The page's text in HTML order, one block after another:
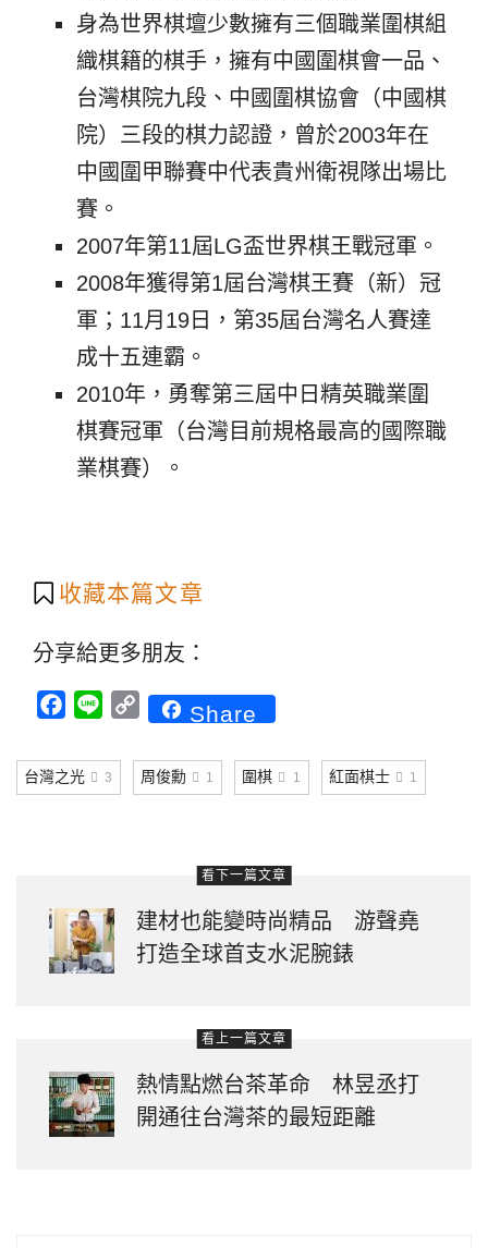
身為世界棋壇少數擁有三個職業圍棋組
織棋籍的棋手，擁有中國圍棋會一品、
台灣棋院九段、中國圍棋協會（中國棋
院）三段的棋力認證，曾於2003年在
中國圍甲聯賽中代表貴州衛視隊出場比
賽。
2007年第11屆LG盃世界棋王戰冠軍。
2008年獲得第1屆台灣棋王賽（新）冠
軍；11月19日，第35屆台灣名人賽達
成十五連霸。
2010年，勇奪第三屆中日精英職業圍
棋賽冠軍（台灣目前規格最高的國際職
業棋賽）。
收藏本篇文章
分享給更多朋友：
Facebook
Line CopyShare
台灣之光 3 周俊勳 1 圍棋 1 紅面棋士 1
看下一篇文章
建材也能變時尚精品 游聲堯
打造全球首支水泥腕錶
看上一篇文章
熱情點燃台茶革命 林昱丞打
開通往台灣茶的最短距離